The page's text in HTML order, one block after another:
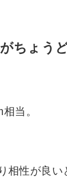
ちょう
当。
相性が良い